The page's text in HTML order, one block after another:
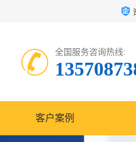
全国服务咨询热线:
客户案例